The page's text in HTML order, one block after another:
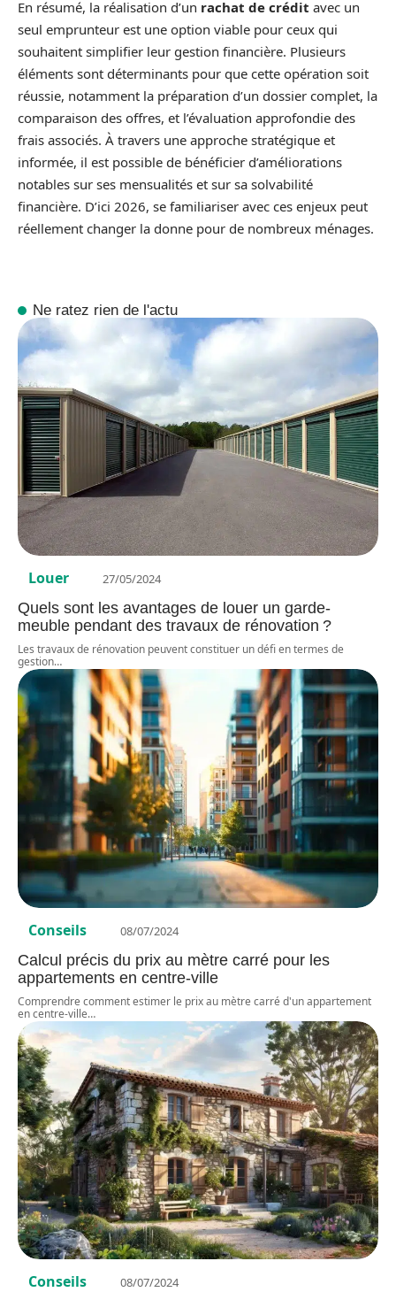
En résumé, la réalisation d’un rachat de crédit avec un
seul emprunteur est une option viable pour ceux qui
souhaitent simplifier leur gestion financière. Plusieurs
éléments sont déterminants pour que cette opération soit
réussie, notamment la préparation d’un dossier complet, la
comparaison des offres, et l’évaluation approfondie des
frais associés. À travers une approche stratégique et
informée, il est possible de bénéficier d’améliorations
notables sur ses mensualités et sur sa solvabilité
financière. D’ici 2026, se familiariser avec ces enjeux peut
réellement changer la donne pour de nombreux ménages.
Ne ratez rien de l'actu
Louer 27/05/2024
Quels sont les avantages de louer un garde-
meuble pendant des travaux de rénovation ?
Les travaux de rénovation peuvent constituer un défi en termes de
gestion…
Conseils 08/07/2024
Calcul précis du prix au mètre carré pour les
appartements en centre-ville
Comprendre comment estimer le prix au mètre carré d'un appartement
en centre-ville…
Conseils 08/07/2024